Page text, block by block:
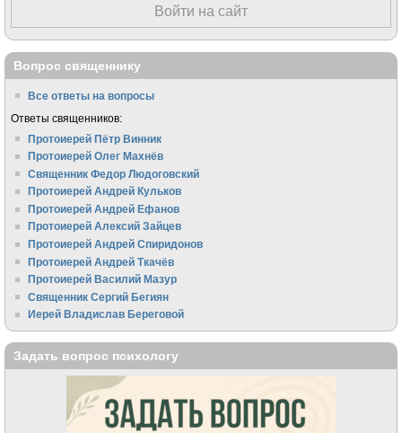
Войти на сайт
Вопрос священнику
Все ответы на вопросы
Ответы священников:
Протоиерей Пётр Винник
Протоиерей Олег Махнёв
Священник Федор Людоговский
Протоиерей Андрей Кульков
Протоиерей Андрей Ефанов
Протоиерей Алексий Зайцев
Протоиерей Андрей Спиридонов
Протоиерей Андрей Ткачёв
Протоиерей Василий Мазур
Священник Сергий Бегиян
Иерей Владислав Береговой
Задать вопрос психологу